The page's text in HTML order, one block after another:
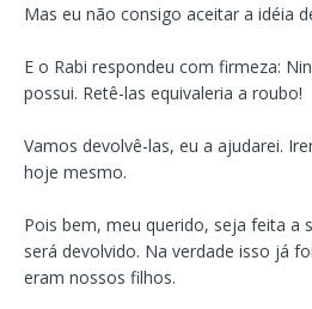
Mas eu não consigo aceitar a idéia
E o Rabi respondeu com firmeza:
possui. Retê-las equivaleria a roubo!
Vamos devolvê-las, eu a ajudarei.
hoje mesmo.
Pois bem, meu querido, seja feita a
será devolvido. Na verdade isso já
eram nossos filhos.